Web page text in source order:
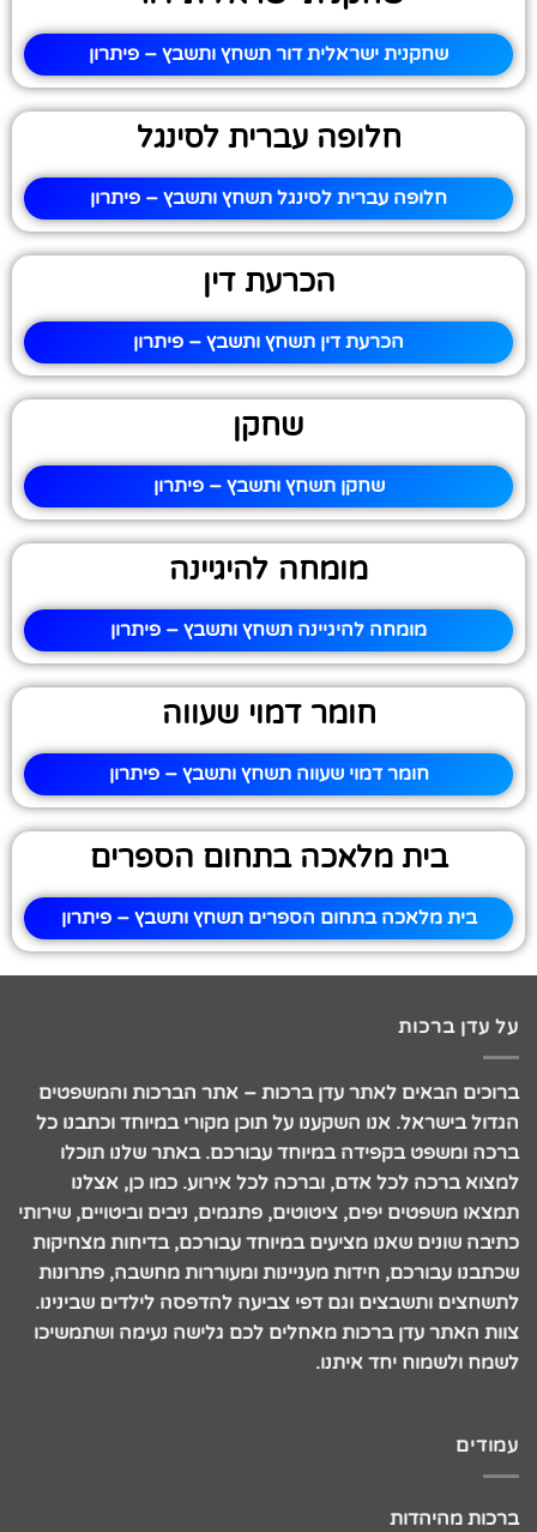
שחקנית ישראלית דור תשחץ ותשבץ – פיתרון
חלופה עברית לסינגל
חלופה עברית לסינגל תשחץ ותשבץ – פיתרון
הכרעת דין
הכרעת דין תשחץ ותשבץ – פיתרון
שחקן
שחקן תשחץ ותשבץ – פיתרון
מומחה להיגיינה
מומחה להיגיינה תשחץ ותשבץ – פיתרון
חומר דמוי שעווה
חומר דמוי שעווה תשחץ ותשבץ – פיתרון
בית מלאכה בתחום הספרים
בית מלאכה בתחום הספרים תשחץ ותשבץ – פיתרון
על עדן ברכות
ברוכים הבאים לאתר עדן ברכות – אתר הברכות והמשפטים
הגדול בישראל. אנו השקענו על תוכן מקורי במיוחד וכתבנו כל
ברכה ומשפט בקפידה במיוחד עבורכם. באתר שלנו תוכלו
למצוא ברכה לכל אדם, וברכה לכל אירוע. כמו כן, אצלנו
תמצאו משפטים יפים, ציטוטים, פתגמים, ניבים וביטויים, שירותי
כתיבה שונים שאנו מציעים במיוחד עבורכם, בדיחות מצחיקות
שכתבנו עבורכם, חידות מעניינות ומעוררות מחשבה, פתרונות
לתשחצים ותשבצים וגם דפי צביעה להדפסה לילדים שבינינו.
צוות האתר עדן ברכות מאחלים לכם גלישה נעימה ושתמשיכו
לשמח ולשמוח יחד איתנו.
עמודים
ברכות מהיהדות